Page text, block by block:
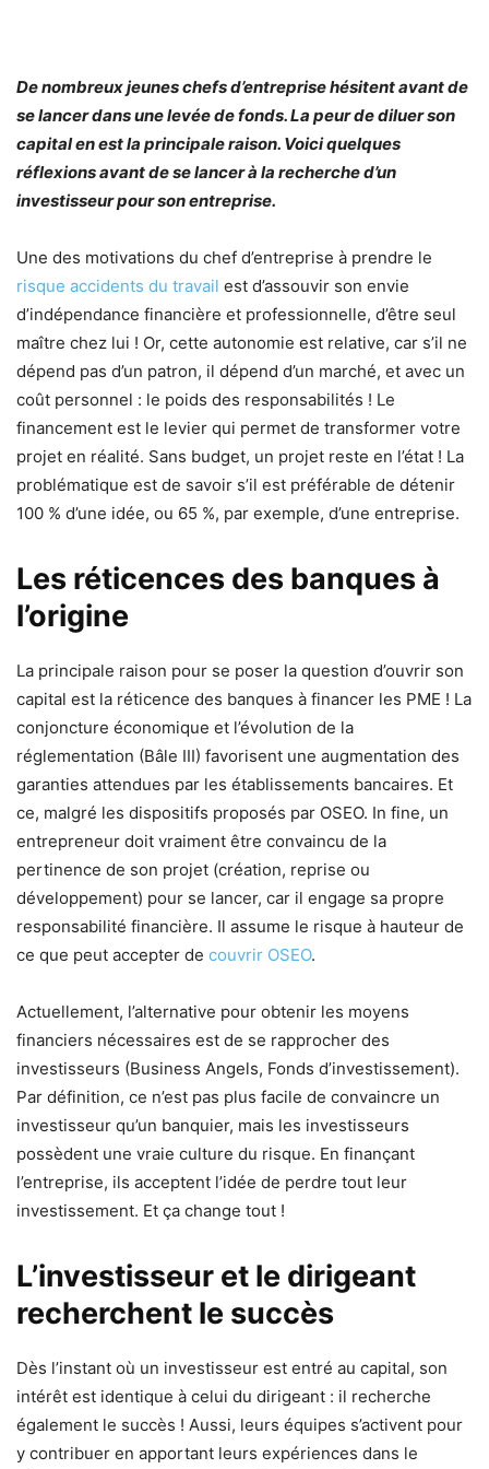
De nombreux jeunes chefs d’entreprise hésitent avant de
se lancer dans une levée de fonds. La peur de diluer son
capital en est la principale raison. Voici quelques
réflexions avant de se lancer à la recherche d’un
investisseur pour son entreprise.
Une des motivations du chef d’entreprise à prendre le
risque accidents du travail est d’assouvir son envie
d’indépendance financière et professionnelle, d’être seul
maître chez lui ! Or, cette autonomie est relative, car s’il ne
dépend pas d’un patron, il dépend d’un marché, et avec un
coût personnel : le poids des responsabilités ! Le
financement est le levier qui permet de transformer votre
projet en réalité. Sans budget, un projet reste en l’état ! La
problématique est de savoir s’il est préférable de détenir
100 % d’une idée, ou 65 %, par exemple, d’une entreprise.
Les réticences des banques à
l’origine
La principale raison pour se poser la question d’ouvrir son
capital est la réticence des banques à financer les PME ! La
conjoncture économique et l’évolution de la
réglementation (Bâle III) favorisent une augmentation des
garanties attendues par les établissements bancaires. Et
ce, malgré les dispositifs proposés par OSEO. In fine, un
entrepreneur doit vraiment être convaincu de la
pertinence de son projet (création, reprise ou
développement) pour se lancer, car il engage sa propre
responsabilité financière. Il assume le risque à hauteur de
ce que peut accepter de couvrir OSEO.
Actuellement, l’alternative pour obtenir les moyens
financiers nécessaires est de se rapprocher des
investisseurs (Business Angels, Fonds d’investissement).
Par définition, ce n’est pas plus facile de convaincre un
investisseur qu’un banquier, mais les investisseurs
possèdent une vraie culture du risque. En finançant
l’entreprise, ils acceptent l’idée de perdre tout leur
investissement. Et ça change tout !
L’investisseur et le dirigeant
recherchent le succès
Dès l’instant où un investisseur est entré au capital, son
intérêt est identique à celui du dirigeant : il recherche
également le succès ! Aussi, leurs équipes s’activent pour
y contribuer en apportant leurs expériences dans le